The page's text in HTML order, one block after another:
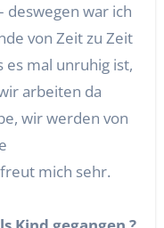
deswegen war ich
von Zeit zu Zeit
es mal unruhig ist,
arbeiten da
wir werden von
mich sehr.